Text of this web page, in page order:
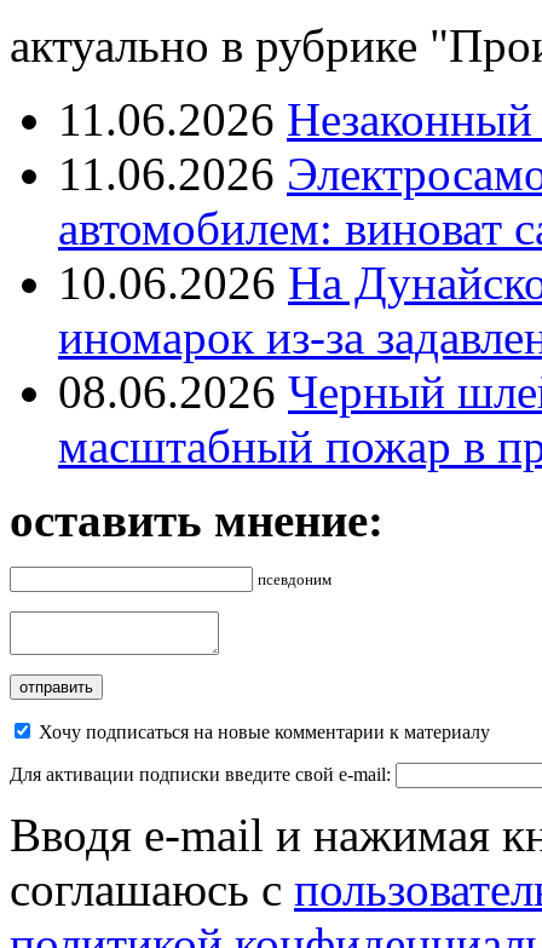
актуально в рубрике
11.06.2026
11.06.2026
автомобилем: виноват
10.06.2026 На
иномарок из-за
08.06.2026 Черный
масштабный пожар в
оставить мнение:
псевдоним
Хочу подписаться на новые комментарии к материалу
Для активации подписки введите свой e-mail:
Вводя e-mail и нажимая
соглашаюсь с